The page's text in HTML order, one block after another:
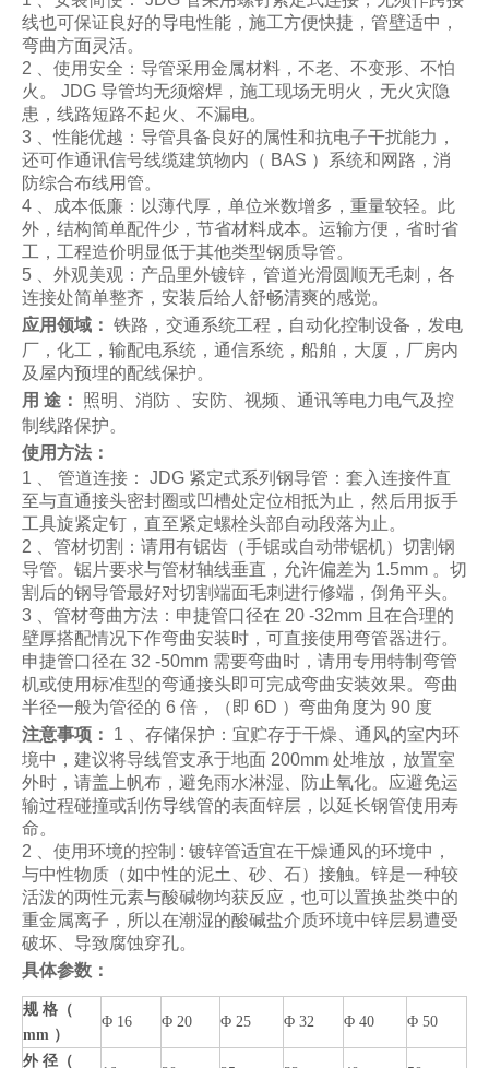
线也可保证良好的导电性能，施工方便快捷，管壁适中，
弯曲方面灵活。
2 、使用安全：导管采用金属材料，不老、不变形、不怕
火。 JDG 导管均无须熔焊，施工现场无明火，无火灾隐
患，线路短路不起火、不漏电。
3 、性能优越：导管具备良好的属性和抗电子干扰能力，
还可作通讯信号线缆建筑物内（ BAS ）系统和网路，消
防综合布线用管。
4 、成本低廉：以薄代厚，单位米数增多，重量较轻。此
外，结构简单配件少，节省材料成本。运输方便，省时省
工，工程造价明显低于其他类型钢质导管。
5 、外观美观：产品里外镀锌，管道光滑圆顺无毛刺，各
连接处简单整齐，安装后给人舒畅清爽的感觉。
应用领域： 铁路，交通系统工程，自动化控制设备，发电
厂，化工，输配电系统，通信系统，船舶，大厦，厂房内
及屋内预埋的配线保护。
用 途： 照明、消防 、安防、视频、通讯等电力电气及控
制线路保护。
使用方法：
1 、 管道连接： JDG 紧定式系列钢导管：套入连接件直
至与直通接头密封圈或凹槽处定位相抵为止，然后用扳手
工具旋紧定钉，直至紧定螺栓头部自动段落为止。
2 、管材切割：请用有锯齿（手锯或自动带锯机）切割钢
导管。锯片要求与管材轴线垂直，允许偏差为 1.5mm 。切
割后的钢导管最好对切割端面毛刺进行修端，倒角平头。
3 、管材弯曲方法：申捷管口径在 20 -32mm 且在合理的
壁厚搭配情况下作弯曲安装时，可直接使用弯管器进行。
申捷管口径在 32 -50mm 需要弯曲时，请用专用特制弯管
机或使用标准型的弯通接头即可完成弯曲安装效果。弯曲
半径一般为管径的 6 倍，（即 6D ）弯曲角度为 90 度
注意事项： 1 、存储保护：宜贮存于干燥、通风的室内环
境中，建议将导线管支承于地面 200mm 处堆放，放置室
外时，请盖上帆布，避免雨水淋湿、防止氧化。应避免运
输过程碰撞或刮伤导线管的表面锌层，以延长钢管使用寿
命。
2 、使用环境的控制 : 镀锌管适宜在干燥通风的环境中，
与中性物质（如中性的泥土、砂、石）接触。锌是一种较
活泼的两性元素与酸碱物均获反应，也可以置换盐类中的
重金属离子，所以在潮湿的酸碱盐介质环境中锌层易遭受
破坏、导致腐蚀穿孔。
具体参数：
规 格（
mm ）
Φ 16 Φ 20 Φ 25 Φ 32 Φ 40 Φ 50
外 径（